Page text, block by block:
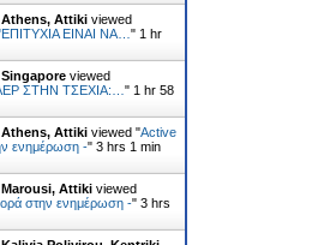
Athens, Attiki viewed
ΕΙΝΑΙ ΝΑ… " 1 hr
Singapore viewed
ΣΤΗΝ ΤΣΕΧΙΑ:… " 1 hr 58
Athens, Attiki viewed "Active
ενημέρωση -" 3 hrs 1 min
Marousi, Attiki viewed
στην ενημέρωση -" 3 hrs